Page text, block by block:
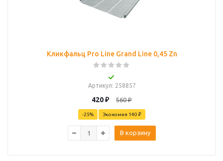
Кликфальц Pro Line Grand Line 0,45 Zn
Артикул: 258857
420₽ 560₽
-25% Экономия 140 ₽
В корзину